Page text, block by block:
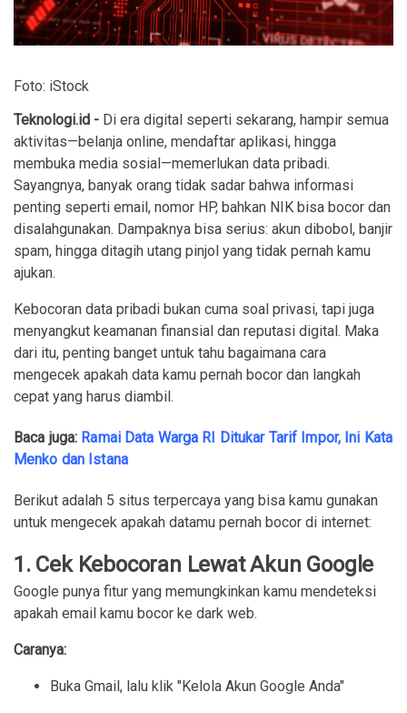
Foto: iStock
Teknologi.id - Di era digital seperti sekarang, hampir semua
aktivitas—belanja online, mendaftar aplikasi, hingga
membuka media sosial—memerlukan data pribadi.
Sayangnya, banyak orang tidak sadar bahwa informasi
penting seperti email, nomor HP, bahkan NIK bisa bocor dan
disalahgunakan. Dampaknya bisa serius: akun dibobol, banjir
spam, hingga ditagih utang pinjol yang tidak pernah kamu
ajukan.
Kebocoran data pribadi bukan cuma soal privasi, tapi juga
menyangkut keamanan finansial dan reputasi digital. Maka
dari itu, penting banget untuk tahu bagaimana cara
mengecek apakah data kamu pernah bocor dan langkah
cepat yang harus diambil.
Baca juga: Ramai Data Warga RI Ditukar Tarif Impor, Ini Kata
Menko dan Istana
Berikut adalah 5 situs terpercaya yang bisa kamu gunakan
untuk mengecek apakah datamu pernah bocor di internet:
1. Cek Kebocoran Lewat Akun Google
Google punya fitur yang memungkinkan kamu mendeteksi
apakah email kamu bocor ke dark web.
Caranya:
Buka Gmail, lalu klik "Kelola Akun Google Anda"